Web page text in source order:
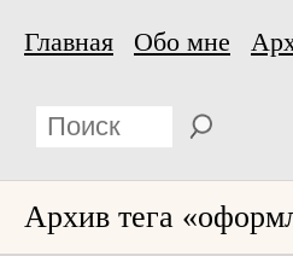
Главная Обо мне
Архив тега